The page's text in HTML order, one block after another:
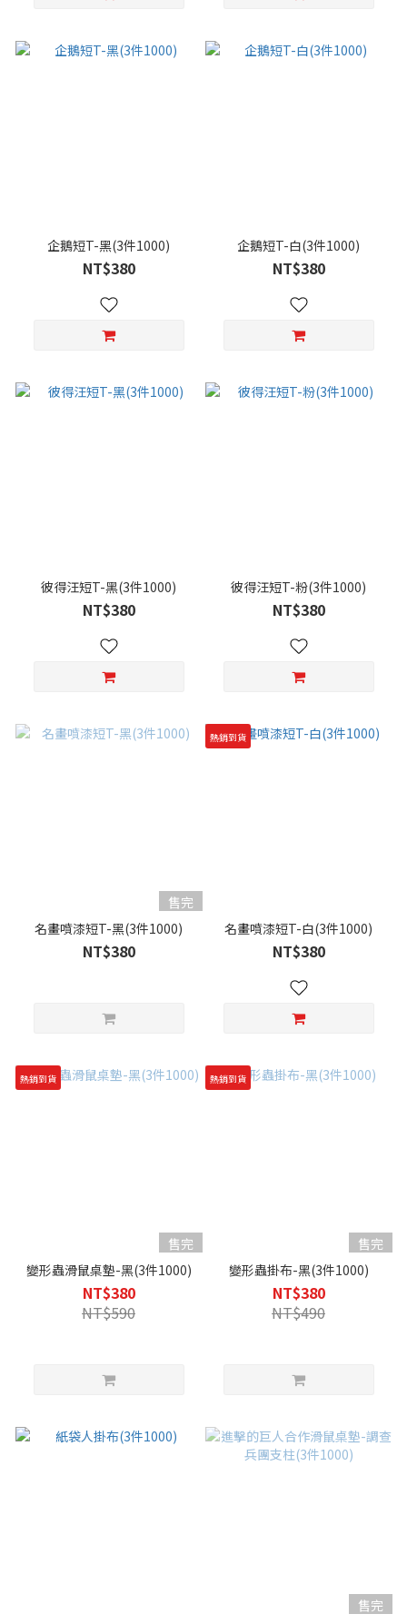
企鵝短T-黑(3件1000)
NT$380
企鵝短T-白(3件1000)
NT$380
彼得汪短T-黑(3件1000)
NT$380
彼得汪短T-粉(3件1000)
NT$380
售完
名畫噴漆短T-黑(3件1000)
NT$380
熱銷到貨
名畫噴漆短T-白(3件1000)
NT$380
熱銷到貨
售完
變形蟲滑鼠桌墊-黑(3件1000)
NT$380
NT$590
熱銷到貨
售完
變形蟲掛布-黑(3件1000)
NT$380
NT$490
售完